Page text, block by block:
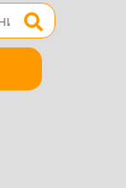
Найти